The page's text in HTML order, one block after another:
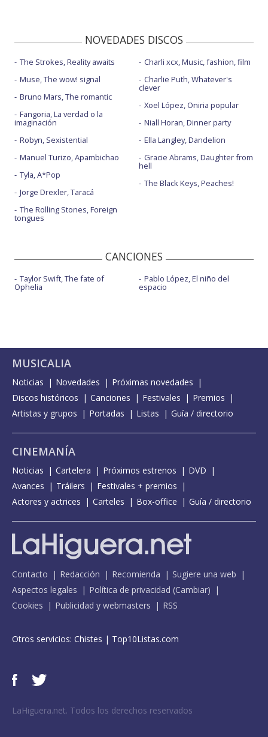
NOVEDADES DISCOS
The Strokes, Reality awaits
Muse, The wow! signal
Bruno Mars, The romantic
Fangoria, La verdad o la
imaginación
Robyn, Sexistential
Manuel Turizo, Apambichao
Tyla, A*Pop
Jorge Drexler, Taracá
The Rolling Stones, Foreign
tongues
Charli xcx, Music, fashion, film
Charlie Puth, Whatever's
clever
Xoel López, Oniria popular
Niall Horan, Dinner party
Ella Langley, Dandelion
Gracie Abrams, Daughter from
hell
The Black Keys, Peaches!
CANCIONES
Taylor Swift, The fate of
Ophelia
Pablo López, El niño del
espacio
MUSICALIA
Noticias Novedades
Próximas novedades
Discos históricos
Canciones Festivales
Premios
Artistas y grupos
Portadas Listas Guía / directorio
CINEMANÍA
Noticias Cartelera Próximos estrenos
DVD
Avances
Tráilers
Festivales + premios
Actores y actrices
Carteles Box-office Guía / directorio
Contacto Redacción Recomienda
Sugiere una web
Aspectos legales
Política de privacidad (Cambiar)
Cookies
Publicidad y webmasters RSS
Otros servicios: Chistes | Top10Listas.com
LaHiguera.net. Todos los derechos reservados